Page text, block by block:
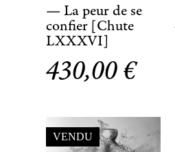
— La peur de se
confier [Chute
LXXXVI]
430,00€
VENDU